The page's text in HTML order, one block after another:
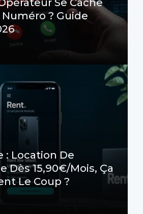
Numéro ? Guide
: Location De
Dès 15,90€/mois, Ça
Le Coup ?